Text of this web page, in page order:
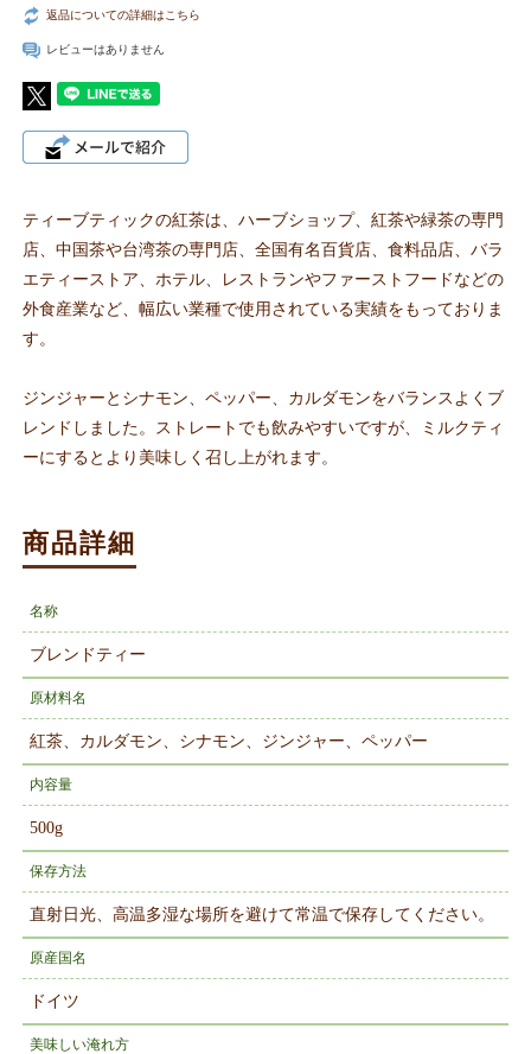
返品についての詳細はこちら
レビューはありません
ティーブティックの紅茶は、ハーブショップ、紅茶や緑茶の専門
店、中国茶や台湾茶の専門店、全国有名百貨店、食料品店、バラ
エティーストア、ホテル、レストランやファーストフードなどの
外食産業など、幅広い業種で使用されている実績をもっておりま
す。
ジンジャーとシナモン、ペッパー、カルダモンをバランスよくブ
レンドしました。ストレートでも飲みやすいですが、ミルクティ
ーにするとより美味しく召し上がれます。
商品詳細
名称
ブレンドティー
原材料名
紅茶、カルダモン、シナモン、ジンジャー、ペッパー
内容量
500g
保存方法
直射日光、高温多湿な場所を避けて常温で保存してください。
原産国名
ドイツ
美味しい淹れ方